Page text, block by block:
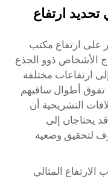
ارتفاع
على ارتفاع مكتب
الأشخاص ذوو الجذع
ارتفاعات مختلفة
تفوق أطوال ساقيهم
التشريحية أن
يحتاجان إلى
لتحقيق وضعية
المثالي